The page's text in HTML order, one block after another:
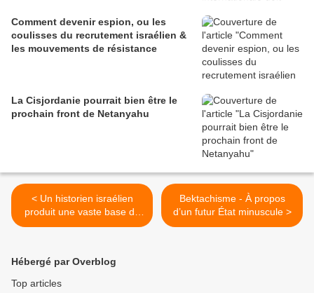
Comment devenir espion, ou les
coulisses du recrutement israélien &
les mouvements de résistance
La Cisjordanie pourrait bien être le
prochain front de Netanyahu
< Un historien israélien
produit une vaste base de
données des crimes de
Bektachisme - À propos
d’un futur État minuscule >
Hébergé par Overblog
Top articles